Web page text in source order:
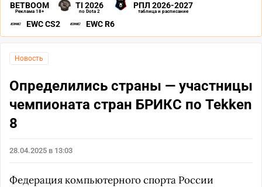
BETBOOM
Реклама 18+
TI 2026
по Dota 2
РПЛ 2026-2027
таблица и расписание
EWC CS2 EWC R6
Новость
Определились страны — участницы
чемпионата стран БРИКС по Tekken
8
28.04.2025 в 13:03
Федерация компьютерного спорта России